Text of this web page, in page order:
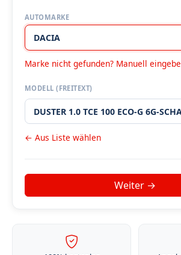
AUTOMARKE
Marke nicht gefunden? Manuell
MODELL (FREITEXT)
← Aus Liste wählen